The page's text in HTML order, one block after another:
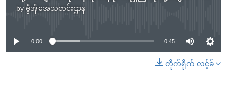
by ဗွီအိုအေသတင်းဌာန
No media source currently available
0:00 0:45
တိုက်ရိုက် လင့်ခ်